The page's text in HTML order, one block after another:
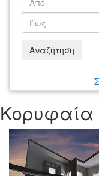
Αναζήτηση
Κορυφαία